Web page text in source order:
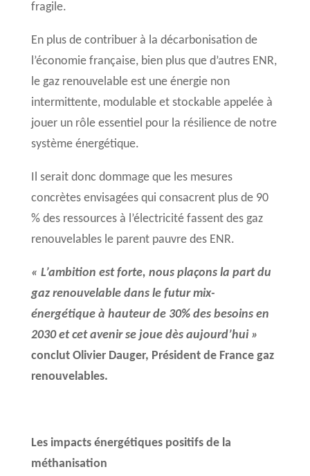
fragile.
En plus de contribuer à la décarbonisation de
l’économie française, bien plus que d’autres ENR,
le gaz renouvelable est une énergie non
intermittente, modulable et stockable appelée à
jouer un rôle essentiel pour la résilience de notre
système énergétique.
Il serait donc dommage que les mesures
concrètes envisagées qui consacrent plus de 90
% des ressources à l’électricité fassent des gaz
renouvelables le parent pauvre des ENR.
« L’ambition est forte, nous plaçons la part du
gaz renouvelable dans le futur mix-
énergétique à hauteur de 30% des besoins en
2030 et cet avenir se joue dès aujourd’hui »
conclut Olivier Dauger, Président de France gaz
renouvelables.
Les impacts énergétiques positifs de la
méthanisation